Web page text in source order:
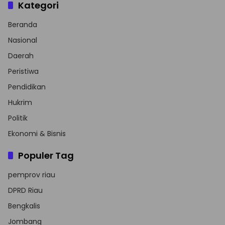
Kategori
Beranda
Nasional
Daerah
Peristiwa
Pendidikan
Hukrim
Politik
Ekonomi & Bisnis
Populer Tag
pemprov riau
DPRD Riau
Bengkalis
Jombang